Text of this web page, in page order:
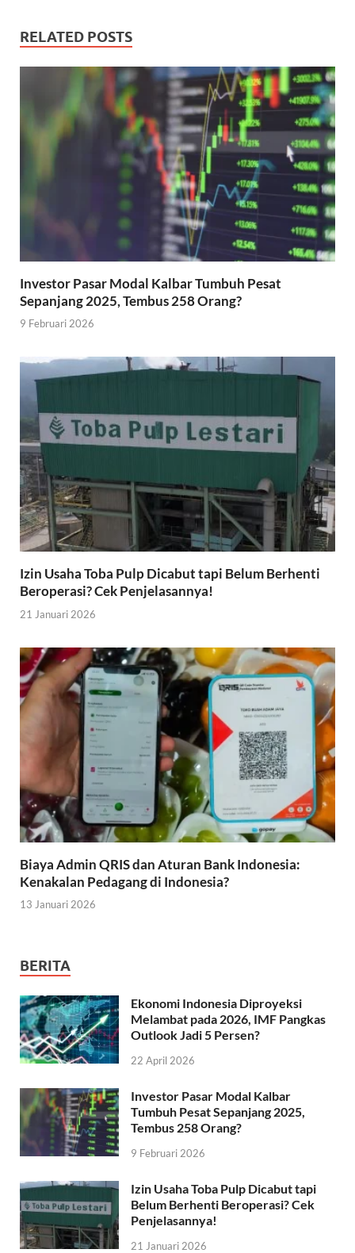
RELATED POSTS
Investor Pasar Modal Kalbar Tumbuh Pesat
Sepanjang 2025, Tembus 258 Orang?
9 Februari 2026
Izin Usaha Toba Pulp Dicabut tapi Belum Berhenti
Beroperasi? Cek Penjelasannya!
21 Januari 2026
Biaya Admin QRIS dan Aturan Bank Indonesia:
Kenakalan Pedagang di Indonesia?
13 Januari 2026
BERITA
Ekonomi Indonesia Diproyeksi
Melambat pada 2026, IMF Pangkas
Outlook Jadi 5 Persen?
22 April 2026
Investor Pasar Modal Kalbar
Tumbuh Pesat Sepanjang 2025,
Tembus 258 Orang?
9 Februari 2026
Izin Usaha Toba Pulp Dicabut tapi
Belum Berhenti Beroperasi? Cek
Penjelasannya!
21 Januari 2026